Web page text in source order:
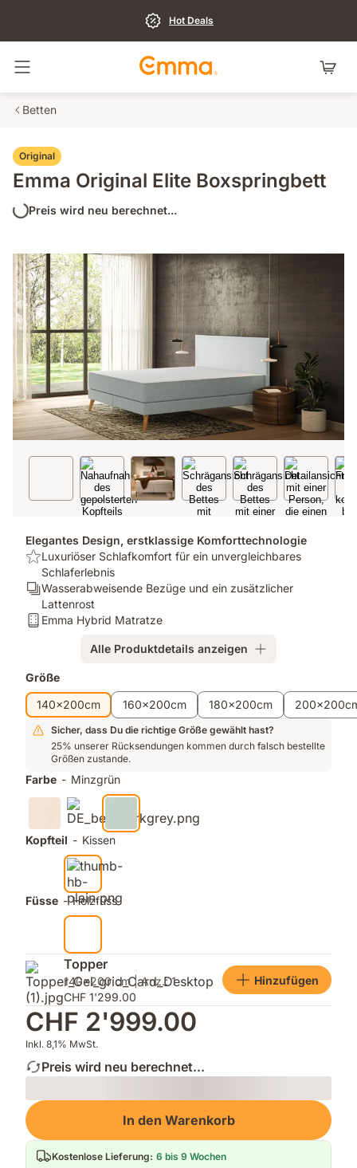
Hot Deals
Navigation umschalten
Betten
Original
Emma Original Elite Boxspringbett
Preis wird neu berechnet...
Elegantes Design, erstklassige Komforttechnologie
USP:
Luxuriöser
Schlafkomfort
ein
Schlaferlebnis
Luxuriöser Schlafkomfort für ein unvergleichbares
Schlaferlebnis
Ergonomie/Zonen:
Wasserabweisende
Bezüge
Lattenrost
Wasserabweisende Bezüge und ein zusätzlicher
Lattenrost
Matratze:
Emma Hybrid Matratze
Alle Produktdetails anzeigen
Zusatzprodukte
Größe
140x200cm
160x200cm 180x200cm
Sicher, dass Du die richtige Größe gewählt hast?
25% unserer Rücksendungen kommen durch falsch bestellte
Größen zustande.
Farbe - Minzgrün
Kopfteil - Kissen
Füsse - Holzfüss
Topper
140x200 cm | Anz.: 1
CHF 1'299.00
Hinzufügen
CHF 2'999.00
Inkl. 8,1% MwSt.
Preis wird neu berechnet...
Loading
In den Warenkorb
Kostenlose Lieferung: 6 bis 9 Wochen